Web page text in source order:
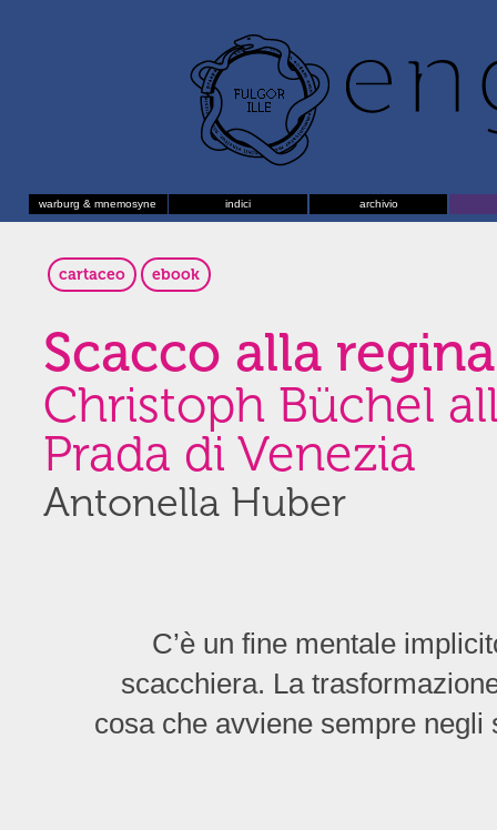
warburg & mnemosyne indici archivio
cartaceo ebook
Scacco alla
Christoph Büchel
Prada di Venezia
Antonella Huber
C’è un fine mentale
scacchiera. La
cosa che avviene sempre negli